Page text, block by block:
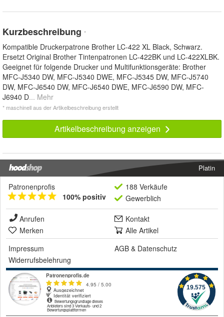
Kurzbeschreibung *
Kompatible Druckerpatrone Brother LC-422 XL Black, Schwarz.
Ersetzt Original Brother Tintenpatronen LC-422BK und LC-422XLBK.
Geeignet für folgende Drucker und Multifunktionsgeräte: Brother
MFC-J5340 DW, MFC-J5340 DWE, MFC-J5345 DW, MFC-J5740
DW, MFC-J6540 DW, MFC-J6540 DWE, MFC-J6590 DW, MFC-
J6940 D... Mehr
* maschinell aus der Artikelbeschreibung erstellt
Artikelbeschreibung anzeigen
Platin
Patronenprofis
100% positiv
188 Verkäufe
Gewerblich
Anrufen
Kontakt
Merken
Alle Artikel
Impressum
AGB & Datenschutz
Widerrufsbelehrung